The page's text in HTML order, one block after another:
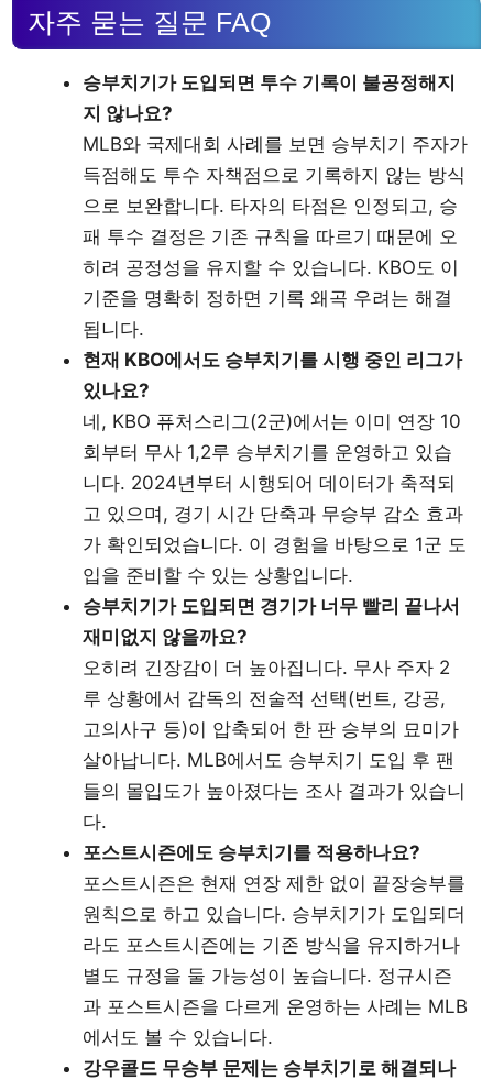
자주 묻는 질문 FAQ
승부치기가 도입되면 투수 기록이 불공정해지
지 않나요?
MLB와 국제대회 사례를 보면 승부치기 주자가
득점해도 투수 자책점으로 기록하지 않는 방식
으로 보완합니다. 타자의 타점은 인정되고, 승
패 투수 결정은 기존 규칙을 따르기 때문에 오
히려 공정성을 유지할 수 있습니다. KBO도 이
기준을 명확히 정하면 기록 왜곡 우려는 해결
됩니다.
현재 KBO에서도 승부치기를 시행 중인 리그가
있나요?
네, KBO 퓨처스리그(2군)에서는 이미 연장 10
회부터 무사 1,2루 승부치기를 운영하고 있습
니다. 2024년부터 시행되어 데이터가 축적되
고 있으며, 경기 시간 단축과 무승부 감소 효과
가 확인되었습니다. 이 경험을 바탕으로 1군 도
입을 준비할 수 있는 상황입니다.
승부치기가 도입되면 경기가 너무 빨리 끝나서
재미없지 않을까요?
오히려 긴장감이 더 높아집니다. 무사 주자 2
루 상황에서 감독의 전술적 선택(번트, 강공,
고의사구 등)이 압축되어 한 판 승부의 묘미가
살아납니다. MLB에서도 승부치기 도입 후 팬
들의 몰입도가 높아졌다는 조사 결과가 있습니
다.
포스트시즌에도 승부치기를 적용하나요?
포스트시즌은 현재 연장 제한 없이 끝장승부를
원칙으로 하고 있습니다. 승부치기가 도입되더
라도 포스트시즌에는 기존 방식을 유지하거나
별도 규정을 둘 가능성이 높습니다. 정규시즌
과 포스트시즌을 다르게 운영하는 사례는 MLB
에서도 볼 수 있습니다.
강우콜드 무승부 문제는 승부치기로 해결되나